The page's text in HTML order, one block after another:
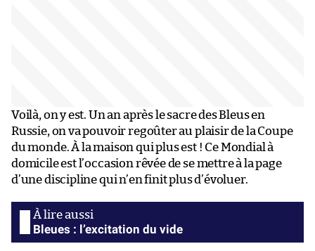
Voilà, on y est. Un an après le sacre des Bleus en
Russie, on va pouvoir regoûter au plaisir de la Coupe
du monde. À la maison qui plus est ! Ce Mondial à
domicile est l’occasion rêvée de se mettre à la page
d’une discipline qui n’en finit plus d’évoluer.
Bleues : l’excitation du vide